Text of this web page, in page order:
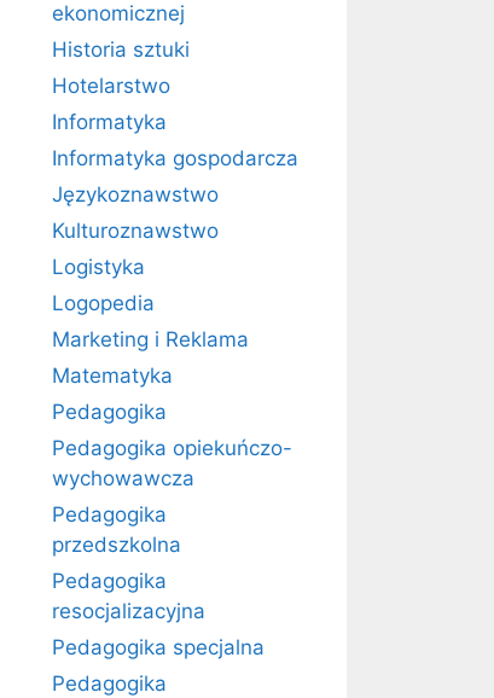
ekonomicznej
Historia sztuki
Hotelarstwo
Informatyka
Informatyka gospodarcza
Językoznawstwo
Kulturoznawstwo
Logistyka
Logopedia
Marketing i Reklama
Matematyka
Pedagogika
Pedagogika opiekuńczo-
wychowawcza
Pedagogika
przedszkolna
Pedagogika
resocjalizacyjna
Pedagogika specjalna
Pedagogika